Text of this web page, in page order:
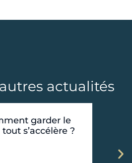
actualités
garder le
s’accélère ?